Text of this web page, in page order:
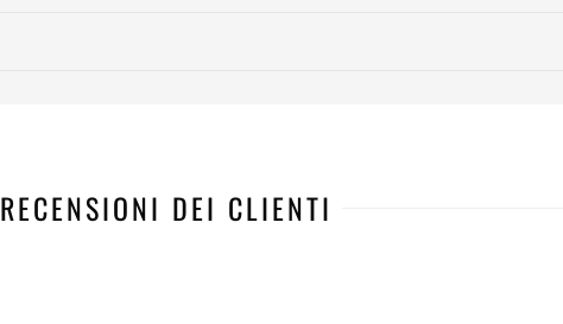
RECENSIONI DEI CLIENTI